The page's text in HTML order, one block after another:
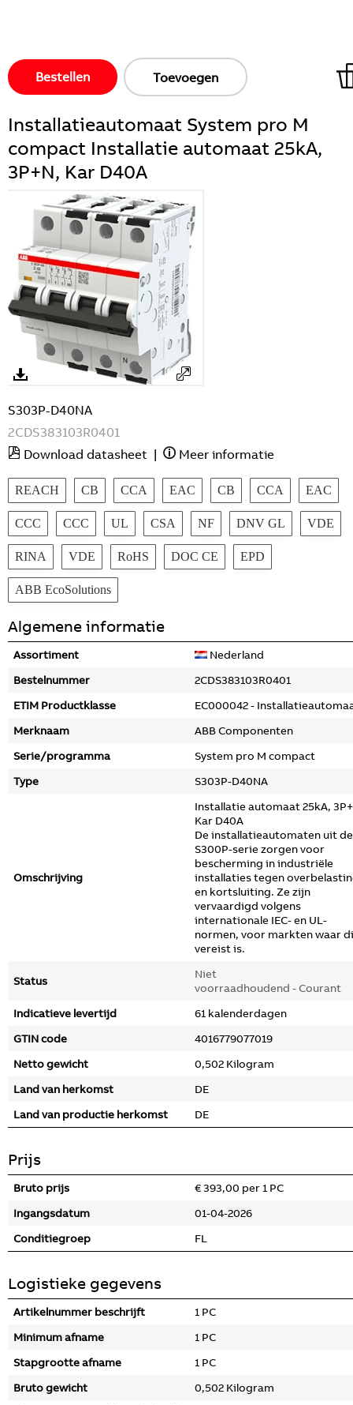
Bestellen Toevoegen
Installatieautomaat System pro M
compact Installatie automaat 25kA,
3P+N, Kar D40A
S303P-D40NA
2CDS383103R0401
Download datasheet | Meer informatie
REACH CB CCA EAC CB CCA EAC
CCC CCC UL CSA NF DNV GL VDE
RINA VDE RoHS DOC CE EPD
ABB EcoSolutions
Algemene informatie
Assortiment
Nederland
Bestelnummer
2CDS383103R0401
ETIM Productklasse
EC000042 -
Merknaam
ABB Componenten
Serie/programma
System pro M compact
Type
S303P-D40NA
Omschrijving
Installatie automaat 25kA,
Kar D40A
De installatieautomaten uit de
S300P-serie zorgen voor
bescherming in industriële
installaties tegen
en kortsluiting. Ze zijn
vervaardigd volgens
internationale IEC- en UL-
normen, voor markten waar
vereist is.
Status
Niet
voorraadhoudend - Courant
Indicatieve levertijd
61 kalenderdagen
GTIN code
4016779077019
Netto gewicht
0,502 Kilogram
Land van herkomst
DE
Land van productie herkomst
DE
Prijs
Bruto prijs
€ 393,00 per 1 PC
Ingangsdatum
01-04-2026
Conditiegroep
FL
Logistieke gegevens
Artikelnummer beschrijft
1 PC
Minimum afname
1 PC
Stapgrootte afname
1 PC
Bruto gewicht
0,502 Kilogram